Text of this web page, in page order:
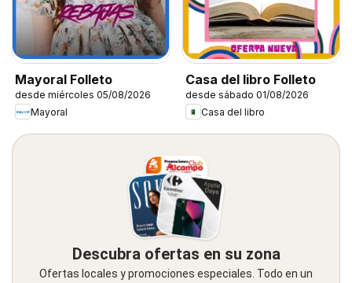
Mayoral Folleto
desde miércoles 05/08/2026
Mayoral
Casa del libro Folleto
desde sábado 01/08/2026
Casa del libro
Descubra ofertas en su zona
Ofertas locales y promociones especiales. Todo en un